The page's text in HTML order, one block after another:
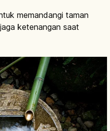
memandangi taman
ketenangan saat